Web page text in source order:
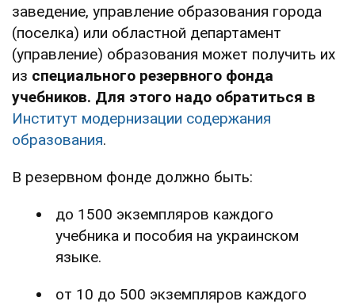
заведение, управление образования города
(поселка) или областной департамент
(управление) образования может получить их
из специального резервного фонда
учебников. Для этого надо обратиться в
Институт модернизации содержания
образования.
В резервном фонде должно быть:
до 1500 экземпляров каждого
учебника и пособия на украинском
языке.
от 10 до 500 экземпляров каждого